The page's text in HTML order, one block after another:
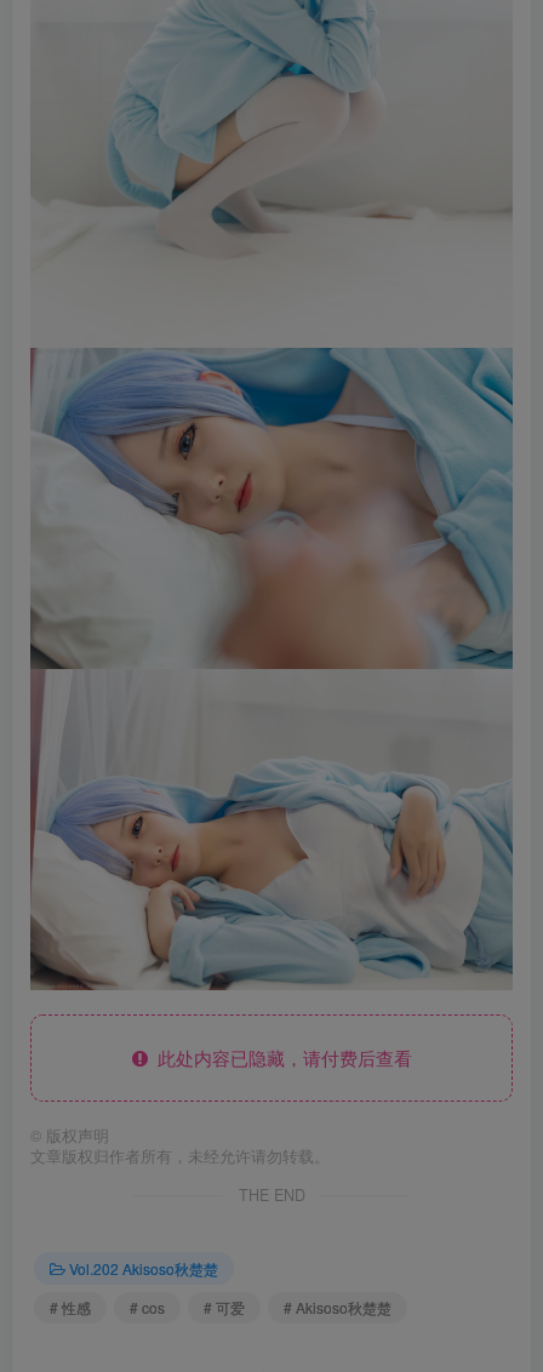
此处内容已隐藏，请付费后查看
© 版权声明
文章版权归作者所有，未经允许请勿转载。
THE END
Vol.202 Akisoso秋楚楚
# 性感
# cos # 可爱 # Akisoso秋楚楚